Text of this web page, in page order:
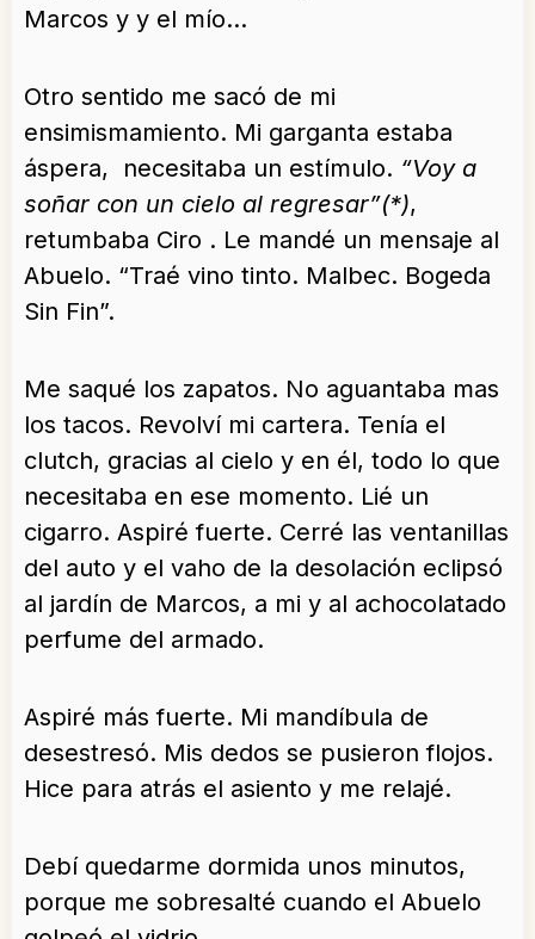
Marcos y y el mío…
Otro sentido me sacó de mi
ensimismamiento. Mi garganta estaba
áspera, necesitaba un estímulo. “Voy a
soñar con un cielo al regresar”(*),
retumbaba Ciro . Le mandé un mensaje al
Abuelo. “Traé vino tinto. Malbec. Bogeda
Sin Fin”.
Me saqué los zapatos. No aguantaba mas
los tacos. Revolví mi cartera. Tenía el
clutch, gracias al cielo y en él, todo lo que
necesitaba en ese momento. Lié un
cigarro. Aspiré fuerte. Cerré las ventanillas
del auto y el vaho de la desolación eclipsó
al jardín de Marcos, a mi y al achocolatado
perfume del armado.
Aspiré más fuerte. Mi mandíbula de
desestresó. Mis dedos se pusieron flojos.
Hice para atrás el asiento y me relajé.
Debí quedarme dormida unos minutos,
porque me sobresalté cuando el Abuelo